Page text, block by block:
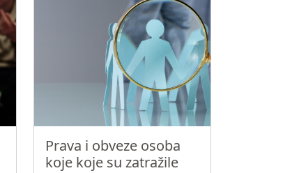
Prava i obveze osoba
koje koje su zatražile